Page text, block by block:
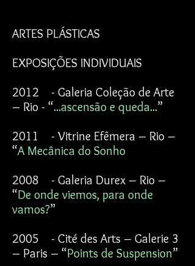
ARTES PLÁSTICAS
EXPOSIÇÕES INDIVIDUAIS
2012 - Galeria Coleção de Arte
– Rio - “...ascensão e queda...”
2011 - Vitrine Efêmera – Rio –
“A Mecânica do Sonho
2008 - Galeria Durex – Rio –
“De onde viemos, para onde
vamos?”
2005 - Cité des Arts – Galerie 3
– Paris – “Points de Suspension”